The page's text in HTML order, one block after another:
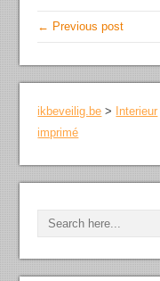
← Previous post
ikbeveilig.be > Interieur
imprimé